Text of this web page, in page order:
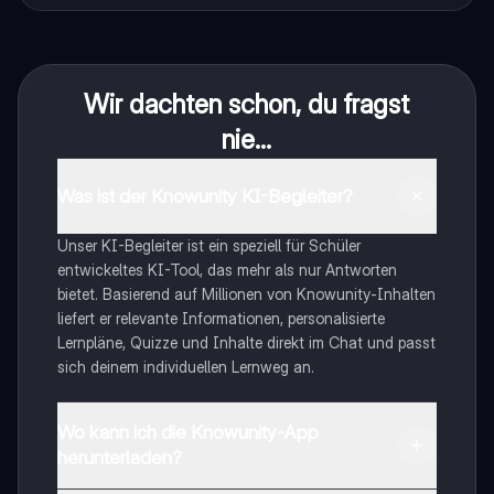
Wir dachten schon, du fragst
nie...
Unser KI-Begleiter ist ein speziell für Schüler
entwickeltes KI-Tool, das mehr als nur Antworten
bietet. Basierend auf Millionen von Knowunity-Inhalten
liefert er relevante Informationen, personalisierte
Lernpläne, Quizze und Inhalte direkt im Chat und passt
sich deinem individuellen Lernweg an.